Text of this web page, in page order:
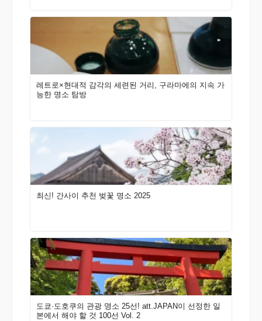
레트로×현대적 감각의 세련된 거리, 구라마에의 지속 가
능한 명소 탐방
최신! 간사이 추천 벚꽃 명소 2025
도쿄·도호쿠의 관광 명소 25선! att.JAPAN이 선정한 일
본에서 해야 할 것 100선 Vol. 2